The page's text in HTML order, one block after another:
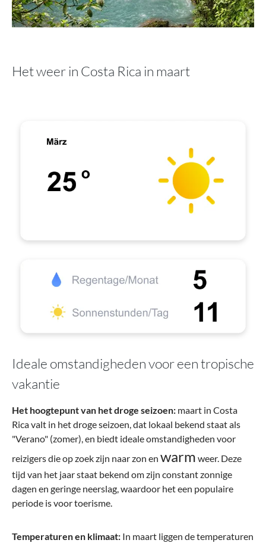
Het weer in Costa Rica in maart
Ideale omstandigheden voor een tropische
vakantie
Het hoogtepunt van het droge seizoen: maart in Costa
Rica valt in het droge seizoen, dat lokaal bekend staat als
"Verano" (zomer), en biedt ideale omstandigheden voor
reizigers die op zoek zijn naar zon en warm weer. Deze
tijd van het jaar staat bekend om zijn constant zonnige
dagen en geringe neerslag, waardoor het een populaire
periode is voor toerisme.
Temperaturen en klimaat: In maart liggen de temperaturen